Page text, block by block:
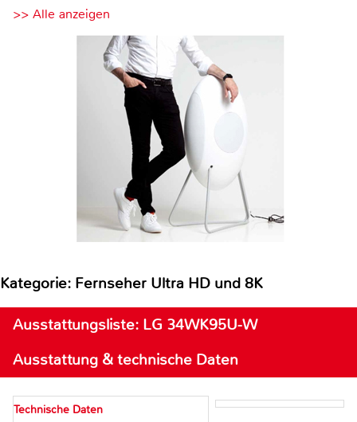
>> Alle anzeigen
Kategorie: Fernseher Ultra HD und 8K
Ausstattungsliste: LG 34WK95U-W
Ausstattung & technische Daten
Technische Daten